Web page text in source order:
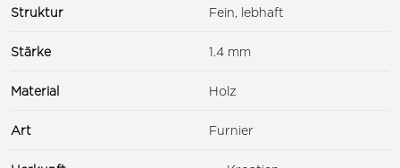
Struktur Fein, lebhaft
Stärke 1.4 mm
Material Holz
Art Furnier